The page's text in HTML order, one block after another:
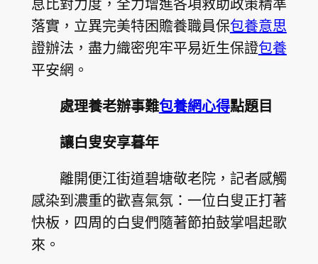
息比對力度，全力增進各項救助政策精準
落實，立異完美特困贍養職員保包養意思
證辦法，盡力織密兜牢平易近生保證包養
平安網。
處理養老辦事難包養網心得點題目
讓白叟安享暮年
離開便江街道碧塘敬老院，記者感觸
感染到濃重的歡喜氣氛：一位白叟正打著
快板，四周的白叟們隨著節拍鼓掌唱起歌
來。